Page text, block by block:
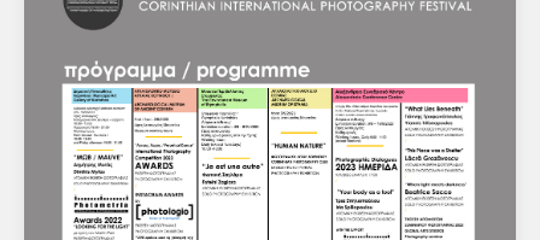
Τρυφωνόπουλου με τίτλο "What lies beneath"
ΔΕΛΤΙΟ ΤΥΠΟΥ Κόρινθος, 31/7/2023 Διεθνές Φεστιβάλ
Φωτογραφίας Κορινθίας 2023Αλεξάνδρειο Συνεδριακό
Κέντρο / Λουτράκι / Ισθμός Κορίνθου Το Διεθνές
Φεστιβάλ…